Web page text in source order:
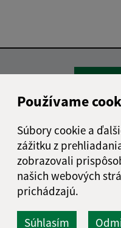
Používame
Súbory cookie a
zážitku z
zobrazovali
našich webových
prichádzajú.
Súhlasím
Google